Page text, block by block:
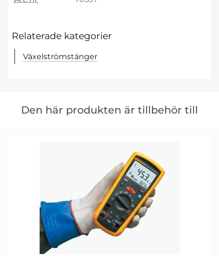
Relaterade kategorier
Växelströmstänger
Den här produkten är tillbehör till